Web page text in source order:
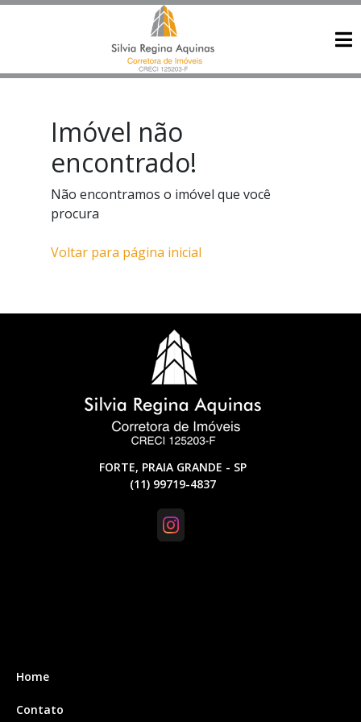
Imóvel não
encontrado!
Não encontramos o imóvel que você
procura
Voltar para página inicial
FORTE, PRAIA GRANDE - SP
(11) 99719-4837
Home
Contato